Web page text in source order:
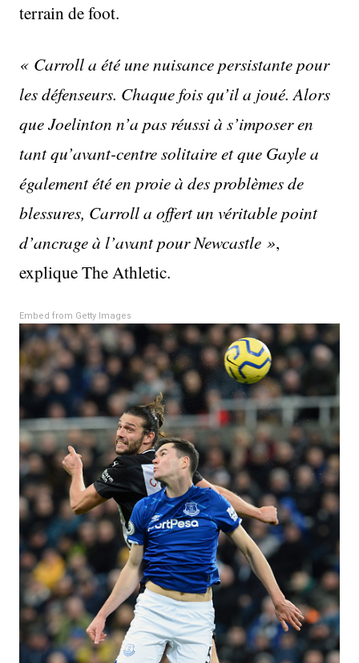
terrain de foot.
« Carroll a été une nuisance persistante pour
les défenseurs. Chaque fois qu’il a joué. Alors
que Joelinton n’a pas réussi à s’imposer en
tant qu’avant-centre solitaire et que Gayle a
également été en proie à des problèmes de
blessures, Carroll a offert un véritable point
d’ancrage à l’avant pour Newcastle »,
explique The Athletic.
Embed from Getty Images